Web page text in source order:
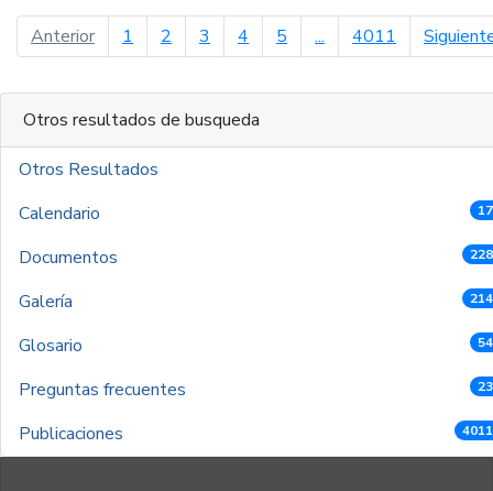
Anteriorpágina anterior
1 2 3 4 5 ... 4011
Otros resultados de busqueda
Otros Resultados
Calendario
Documentos
Galería
Glosario
Preguntas frecuentes
Publicaciones